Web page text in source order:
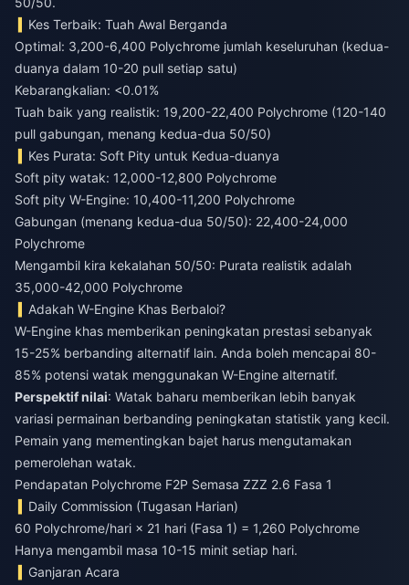
Kes Terbaik: Tuah Awal Berganda
Optimal: 3,200-6,400 Polychrome jumlah keseluruhan (kedua-
duanya dalam 10-20 pull setiap satu)
Kebarangkalian: <0.01%
Tuah baik yang realistik: 19,200-22,400 Polychrome (120-140
pull gabungan, menang kedua-dua 50/50)
Kes Purata: Soft Pity untuk Kedua-duanya
Soft pity watak: 12,000-12,800 Polychrome
Soft pity W-Engine: 10,400-11,200 Polychrome
Gabungan (menang kedua-dua 50/50): 22,400-24,000
Polychrome
Mengambil kira kekalahan 50/50: Purata realistik adalah
35,000-42,000 Polychrome
Adakah W-Engine Khas Berbaloi?
W-Engine khas memberikan peningkatan prestasi sebanyak
15-25% berbanding alternatif lain. Anda boleh mencapai 80-
85% potensi watak menggunakan W-Engine alternatif.
Perspektif nilai: Watak baharu memberikan lebih banyak
variasi permainan berbanding peningkatan statistik yang kecil.
Pemain yang mementingkan bajet harus mengutamakan
pemerolehan watak.
Pendapatan Polychrome F2P Semasa ZZZ 2.6 Fasa 1
Daily Commission (Tugasan Harian)
60 Polychrome/hari × 21 hari (Fasa 1) = 1,260 Polychrome
Hanya mengambil masa 10-15 minit setiap hari.
Ganjaran Acara